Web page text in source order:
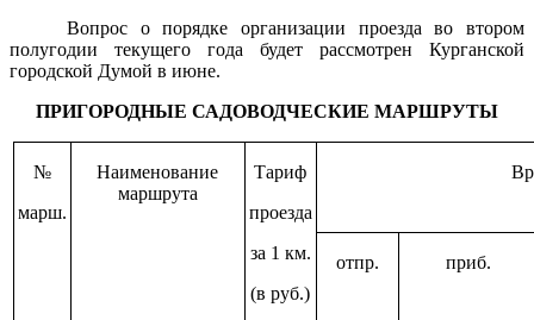
Вопрос о порядке организации проезда во втором
полугодии текущего года будет рассмотрен Курганской
городской Думой в июне.
ПРИГОРОДНЫЕ САДОВОДЧЕСКИЕ МАРШРУТЫ
№
марш.
Наименование
маршрута
Тариф
проезда
за 1 км.
(в руб.)
отпр. приб.